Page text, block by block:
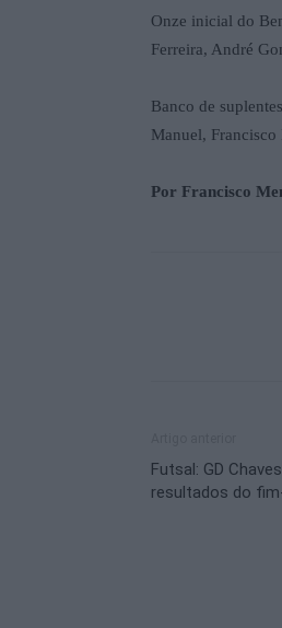
Onze inicial do
Ferreira, André
Banco de
Manuel, Francisco
Por Francisco
Futsal: GD
resultados do